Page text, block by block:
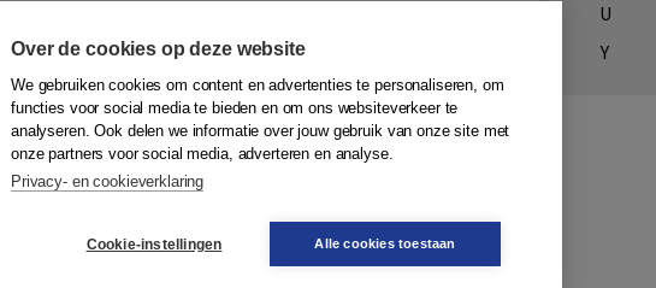
U
Y
Over de cookies op deze website
We gebruiken cookies om content en advertenties te personaliseren, om
functies voor social media te bieden en om ons websiteverkeer te
analyseren. Ook delen we informatie over jouw gebruik van onze site met
onze partners voor social media, adverteren en analyse.
Privacy- en cookieverklaring
Cookie-instellingen Alle cookies toestaan